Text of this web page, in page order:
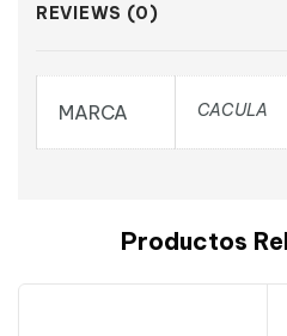
REVIEWS (0)
MARCA CACULA
Productos